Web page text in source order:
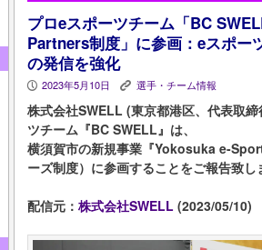
プロeスポーツチーム「BC
Partners制度」に参画：eスポー
の発信を強化
P 2023年5月10日 K 選手・チーム情報
株式会社SWELL (東京都港区、代表取
ツチーム『BC SWELL』は、
横須賀市の新規事業『Yokosuka e-
ーズ制度）に参画することをご報告致し
配信元： 株式会社SWELL (2023/05/10)